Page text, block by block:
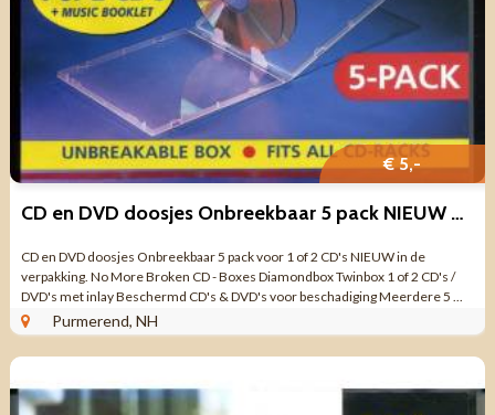
€ 5,-
CD en DVD doosjes Onbreekbaar 5 pack NIEUW geseald
CD en DVD doosjes Onbreekbaar 5 pack voor 1 of 2 CD's NIEUW in de
verpakking. No More Broken CD - Boxes Diamondbox Twinbox 1 of 2 CD's /
DVD's met inlay Beschermd CD's & DVD's voor beschadiging Meerdere 5 ...
Purmerend, NH